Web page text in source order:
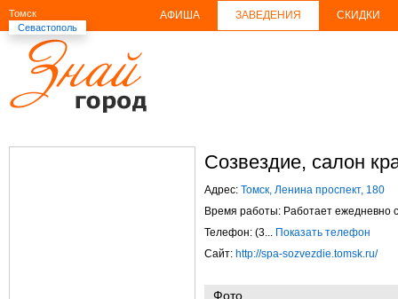
Томск
Севастополь
АФИША ЗАВЕДЕНИЯ СКИДКИ
Созвездие, салон
Адрес: Томск, Ленина проспект, 180
Время работы: Работает ежедневно
Телефон: (3... Показать телефон
Сайт: http://spa-sozvezdie.tomsk.ru/
Фото